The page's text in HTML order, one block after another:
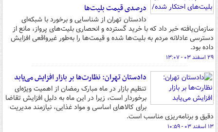
درصدی قیمت بلیت‌ها
دادستان تهران از شناسایی و برخورد با شبکه‌ای
سازمان‌یافته خبر داد که با خرید گسترده و انحصاری بلیت‌های پرواز، مانع از
دسترسی عادلانه مردم به بلیت‌ها شده و قیمت‌ها را به‌طور غیرواقعی افزایش
داده بود.
۲۹ اسفند ۰۳ - ۱۳:۰۷
دادستان تهران: نظارت‌ها بر بازار افزایش می‌یابد
تنظیم بازار در ماه مبارک رمضان از اهمیت ویژه‌ای
برخوردار است، زیرا در این ماه به دلیل افزایش تقاضا
برای کالاهای اساسی و مواد غذایی، نیازمند مدیریت
دقیق و برنامه‌ریزی مناسب است.
۱۳ اسفند ۰۳ - ۱۰:۵۹